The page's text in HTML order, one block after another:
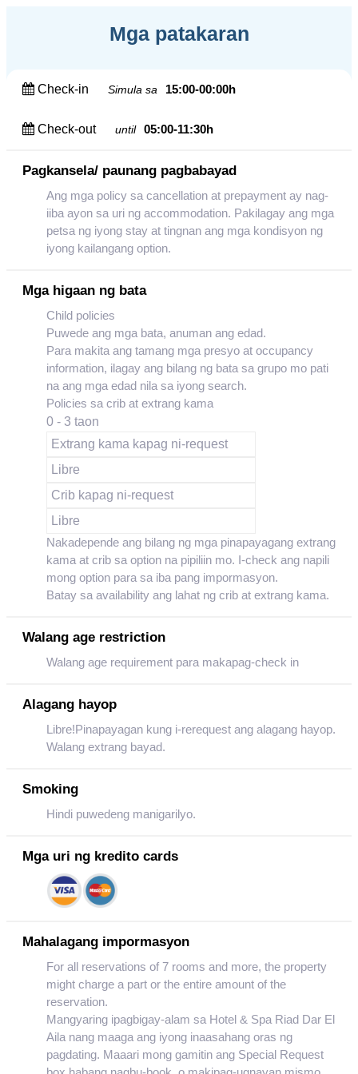
Mga patakaran
Check-in Simula sa 15:00-00:00h
Check-out until 05:00-11:30h
Pagkansela/ paunang pagbabayad
Ang mga policy sa cancellation at prepayment ay nag-
iiba ayon sa uri ng accommodation. Pakilagay ang mga
petsa ng iyong stay at tingnan ang mga kondisyon ng
iyong kailangang option.
Mga higaan ng bata
Child policies
Puwede ang mga bata, anuman ang edad.
Para makita ang tamang mga presyo at occupancy
information, ilagay ang bilang ng bata sa grupo mo pati
na ang mga edad nila sa iyong search.
Policies sa crib at extrang kama
0 - 3 taon
Extrang kama kapag ni-request
Libre
Crib kapag ni-request
Libre
Nakadepende ang bilang ng mga pinapayagang extrang
kama at crib sa option na pipiliin mo. I-check ang napili
mong option para sa iba pang impormasyon.
Batay sa availability ang lahat ng crib at extrang kama.
Walang age restriction
Walang age requirement para makapag-check in
Alagang hayop
Libre!Pinapayagan kung i-rerequest ang alagang hayop.
Walang extrang bayad.
Smoking
Hindi puwedeng manigarilyo.
Mga uri ng kredito cards
Mahalagang impormasyon
For all reservations of 7 rooms and more, the property
might charge a part or the entire amount of the
reservation.
Mangyaring ipagbigay-alam sa Hotel & Spa Riad Dar El
Aila nang maaga ang iyong inaasahang oras ng
pagdating. Maaari mong gamitin ang Special Request